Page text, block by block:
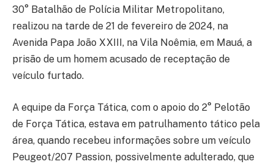
30° Batalhão de Polícia Militar Metropolitano,
realizou na tarde de 21 de fevereiro de 2024, na
Avenida Papa João XXIII, na Vila Noêmia, em Mauá, a
prisão de um homem acusado de receptação de
veículo furtado.
A equipe da Força Tática, com o apoio do 2° Pelotão
de Força Tática, estava em patrulhamento tático pela
área, quando recebeu informações sobre um veículo
Peugeot/207 Passion, possivelmente adulterado, que